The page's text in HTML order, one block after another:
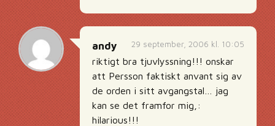
29 september, 2006 kl. 10:05
andy
riktigt bra tjuvlyssning!!! onskar
att Persson faktiskt anvant sig av
de orden i sitt avgangstal… jag
kan se det framfor mig,:
hilarious!!!